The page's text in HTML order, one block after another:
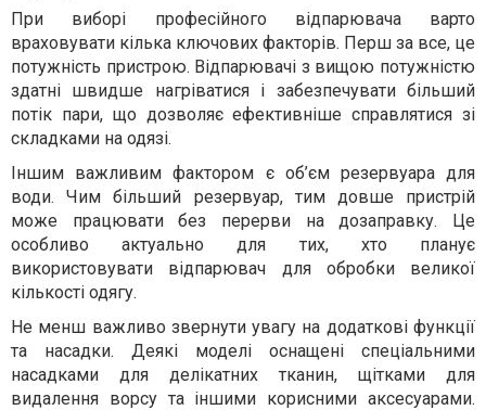
При виборі професійного відпарювача варто
враховувати кілька ключових факторів. Перш за все, це
потужність пристрою. Відпарювачі з вищою потужністю
здатні швидше нагріватися і забезпечувати більший
потік пари, що дозволяє ефективніше справлятися зі
складками на одязі.
Іншим важливим фактором є об’єм резервуара для
води. Чим більший резервуар, тим довше пристрій
може працювати без перерви на дозаправку. Це
особливо актуально для тих, хто планує
використовувати відпарювач для обробки великої
кількості одягу.
Не менш важливо звернути увагу на додаткові функції
та насадки. Деякі моделі оснащені спеціальними
насадками для делікатних тканин, щітками для
видалення ворсу та іншими корисними аксесуарами.